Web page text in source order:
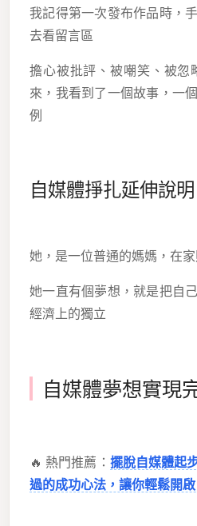
我記得第一次發布作品時，
去看留言區
擔心被批評、被嘲笑、被
來，我看到了一個故事，一
例
自媒體掙扎延伸說明
她，是一位普通的媽媽，在
她一直有個夢想，就是把自
經濟上的獨立
自媒體夢想實現
🔥 熱門推薦： 擺脫自媒體起
過的成功心法，讓你輕鬆開